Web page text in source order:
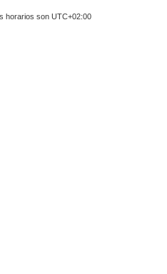
horarios son UTC+02:00